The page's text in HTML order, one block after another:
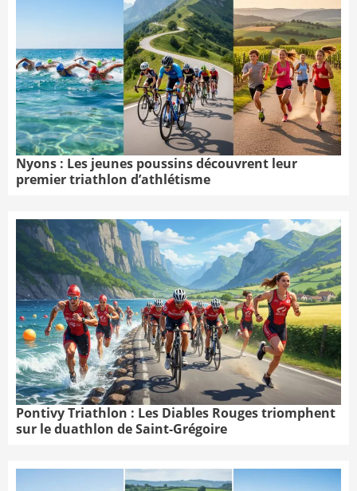
Nyons : Les jeunes poussins découvrent leur
premier triathlon d’athlétisme
Pontivy Triathlon : Les Diables Rouges triomphent
sur le duathlon de Saint-Grégoire